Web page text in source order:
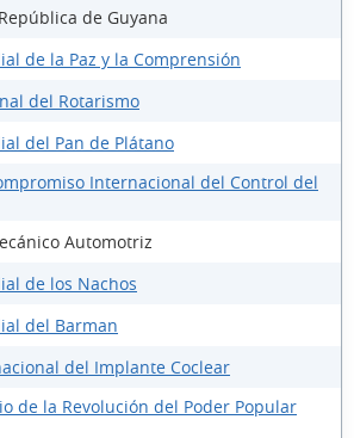
de Guyana
de la Paz y la Comprensión
del Rotarismo
del Pan de Plátano
Internacional del Control del
Automotriz
de los Nachos
del Barman
del Implante Coclear
de la Revolución del Poder Popular